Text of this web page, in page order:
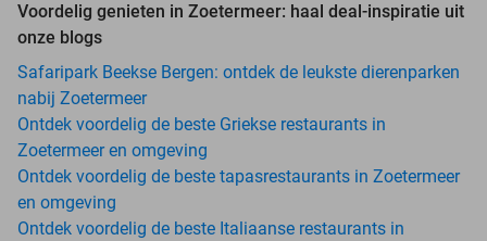
Voordelig genieten in Zoetermeer: haal deal-inspiratie uit
onze blogs
Safaripark Beekse Bergen: ontdek de leukste dierenparken
nabij Zoetermeer
Ontdek voordelig de beste Griekse restaurants in
Zoetermeer en omgeving
Ontdek voordelig de beste tapasrestaurants in Zoetermeer
en omgeving
Ontdek voordelig de beste Italiaanse restaurants in